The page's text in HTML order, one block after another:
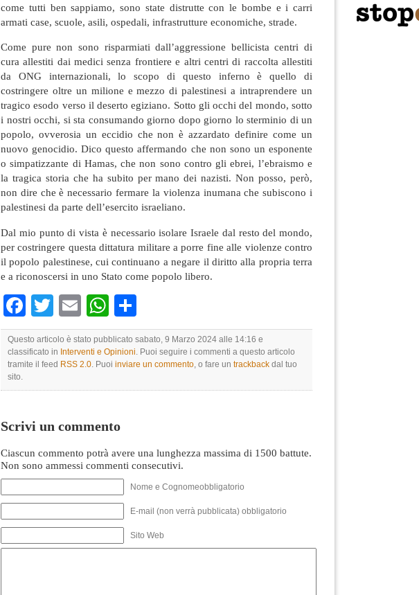
come tutti ben sappiamo, sono state distrutte con le bombe e i carri
armati case, scuole, asili, ospedali, infrastrutture economiche, strade.
Come pure non sono risparmiati dall’aggressione bellicista centri di
cura allestiti dai medici senza frontiere e altri centri di raccolta allestiti
da ONG internazionali, lo scopo di questo inferno è quello di
costringere oltre un milione e mezzo di palestinesi a intraprendere un
tragico esodo verso il deserto egiziano. Sotto gli occhi del mondo, sotto
i nostri occhi, si sta consumando giorno dopo giorno lo sterminio di un
popolo, ovverosia un eccidio che non è azzardato definire come un
nuovo genocidio. Dico questo affermando che non sono un esponente
o simpatizzante di Hamas, che non sono contro gli ebrei, l’ebraismo e
la tragica storia che ha subito per mano dei nazisti. Non posso, però,
non dire che è necessario fermare la violenza inumana che subiscono i
palestinesi da parte dell’esercito israeliano.
Dal mio punto di vista è necessario isolare Israele dal resto del mondo,
per costringere questa dittatura militare a porre fine alle violenze contro
il popolo palestinese, cui continuano a negare il diritto alla propria terra
e a riconoscersi in uno Stato come popolo libero.
Facebook
TwitterEmailWhatsApp
Questo articolo è stato pubblicato sabato, 9 Marzo 2024 alle 14:16 e
classificato in Interventi e Opinioni . Puoi seguire i commenti a questo articolo
tramite il feed RSS 2.0 . Puoi inviare un commento , o fare un trackback dal tuo
sito.
Scrivi un commento
Ciascun commento potrà avere una lunghezza massima di 1500 battute.
Non sono ammessi commenti consecutivi.
Nome e Cognomeobbligatorio
E-mail (non verrà pubblicata) obbligatorio
Sito Web